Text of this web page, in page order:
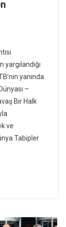
yanında
–
Bir Halk
ve
Tabipler